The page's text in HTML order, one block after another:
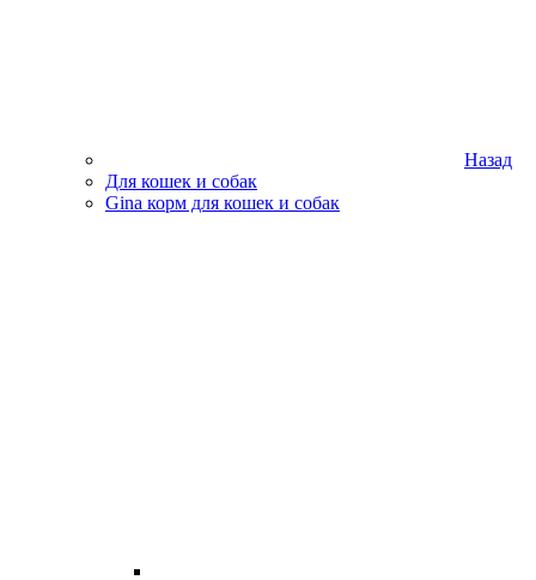
Назад
Для кошек и собак
Gina корм для кошек и собак